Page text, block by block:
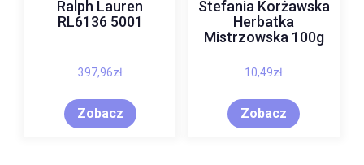
Ralph Lauren
RL6136 5001
397,96zł
Zobacz
Stefania Korżawska
Herbatka
Mistrzowska 100g
10,49zł
Zobacz